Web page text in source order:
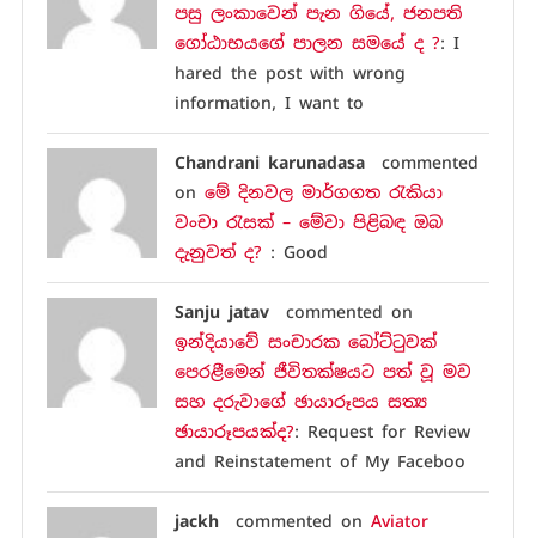
පසු ලංකාවෙන් පැන ගියේ, ජනපති
ගෝඨාභයගේ පාලන සමයේ ද ?: I
hared the post with wrong
information, I want to
Chandrani karunadasa commented
onමේ දිනවල මාර්ගගත රැකියා
වංචා රැසක් – මේවා පිළිබඳ ඔබ
දැනුවත් ද? : Good
Sanju jatav commented on
ඉන්දියාවේ සංචාරක බෝට්ටුවක්
පෙරළීමෙන් ජීවිතක්ෂයට පත් වූ මව
සහ දරුවාගේ ඡායාරූපය සත්‍ය
ඡායාරූපයක්ද?: Request for Review
and Reinstatement of My Faceboo
jackh commented onAviator